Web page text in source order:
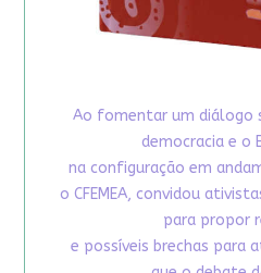
Ao fomentar um diálogo
democracia e o
na configuração em
o CFEMEA, convidou
para propor
e possíveis brechas para